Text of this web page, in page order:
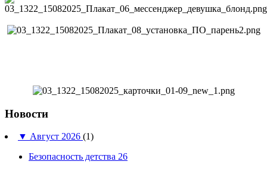
Новости
▼ Август 2026 (1)
Безопасность детства 26